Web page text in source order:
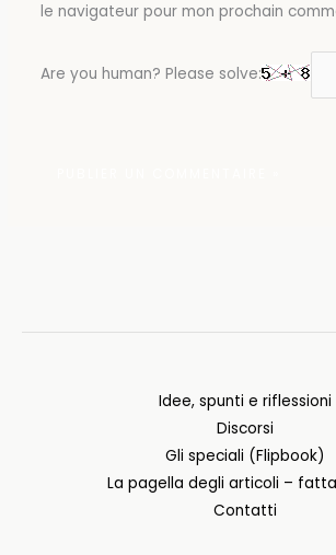
le navigateur pour mon prochain
Are you human? Please solve:
Idee, spunti e riflessioni
Discorsi
Gli speciali (Flipbook)
La pagella degli articoli – fatta
Contatti